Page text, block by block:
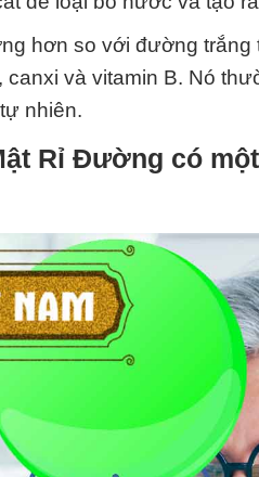
hơn so với đường
và vitamin B. Nó
nhiên.
Rỉ Đường có